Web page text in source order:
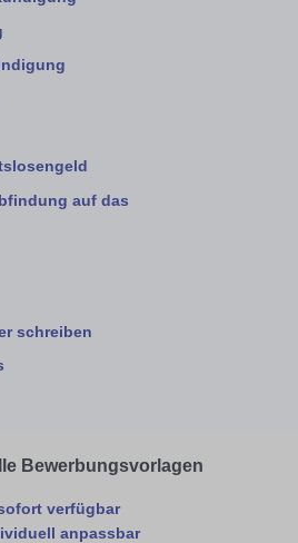
auf das
schreiben
Bewerbungsvorlagen
verfügbar
anpassbar